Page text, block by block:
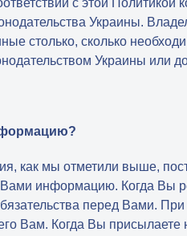
с этой
Украины.
столько, сколько
Украины или
как мы отметили выше,
информацию. Когда Вы
перед Вами.
его Вам. Когда Вы